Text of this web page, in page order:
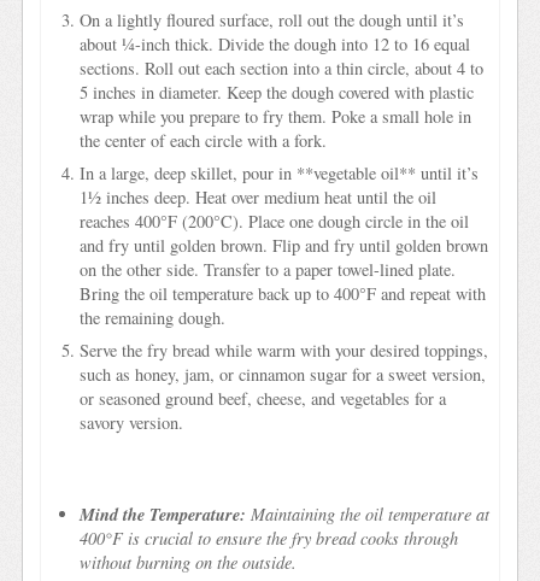
On a lightly floured surface, roll out the dough until it’s
about ¼-inch thick. Divide the dough into 12 to 16 equal
sections. Roll out each section into a thin circle, about 4 to
5 inches in diameter. Keep the dough covered with plastic
wrap while you prepare to fry them. Poke a small hole in
the center of each circle with a fork.
In a large, deep skillet, pour in **vegetable oil** until it’s
1½ inches deep. Heat over medium heat until the oil
reaches 400°F (200°C). Place one dough circle in the oil
and fry until golden brown. Flip and fry until golden brown
on the other side. Transfer to a paper towel-lined plate.
Bring the oil temperature back up to 400°F and repeat with
the remaining dough.
Serve the fry bread while warm with your desired toppings,
such as honey, jam, or cinnamon sugar for a sweet version,
or seasoned ground beef, cheese, and vegetables for a
savory version.
Mind the Temperature: Maintaining the oil temperature at
400°F is crucial to ensure the fry bread cooks through
without burning on the outside.